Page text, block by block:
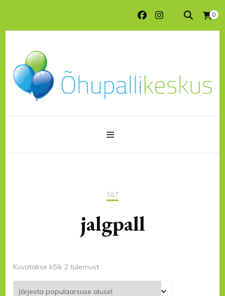
0
pood.ohupallikeskus.ee
Peotarbed ja õhupallitrükk ühest kohast
SILT
jalgpall
Kuvatakse kõik 2 tulemustSorteeritud
järgi